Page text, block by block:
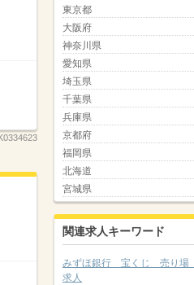
東京都
大阪府
神奈川県
愛知県
埼玉県
千葉県
兵庫県
京都府
福岡県
北海道
宮城県
関連求人キーワード
みずほ銀行 宝くじ 売り場
求人